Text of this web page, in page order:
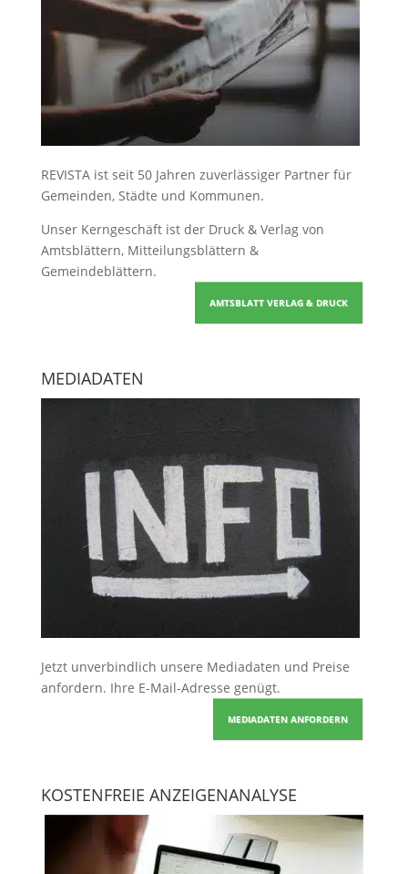
REVISTA ist seit 50 Jahren zuverlässiger Partner für
Gemeinden, Städte und Kommunen.
Unser Kerngeschäft ist der Druck & Verlag von
Amtsblättern, Mitteilungsblättern &
Gemeindeblättern.
AMTSBLATT VERLAG & DRUCK
MEDIADATEN
Jetzt unverbindlich unsere Mediadaten und Preise
anfordern. Ihre E-Mail-Adresse genügt.
MEDIADATEN ANFORDERN
KOSTENFREIE ANZEIGENANALYSE